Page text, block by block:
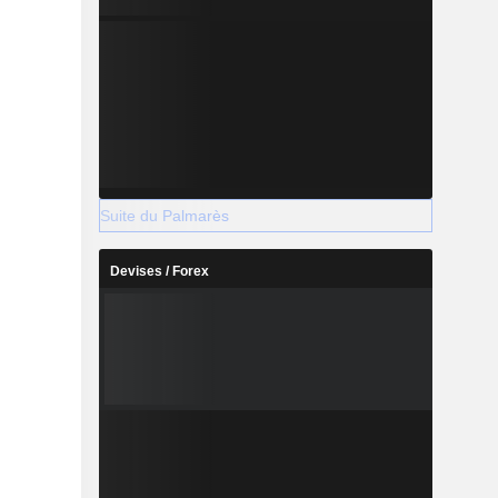
Suite du Palmarès
Devises / Forex